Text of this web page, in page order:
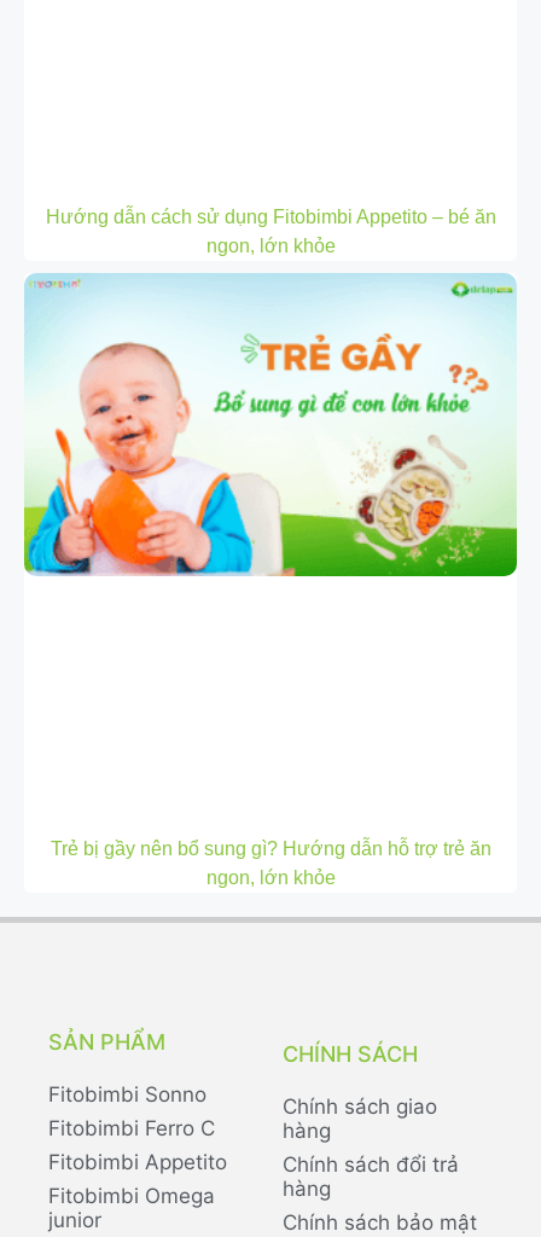
Hướng dẫn cách sử dụng Fitobimbi Appetito – bé ăn
ngon, lớn khỏe
Trẻ bị gầy nên bổ sung gì? Hướng dẫn hỗ trợ trẻ ăn
ngon, lớn khỏe
SẢN PHẨM
Fitobimbi Sonno
Fitobimbi Ferro C
Fitobimbi Appetito
Fitobimbi Omega
junior
CHÍNH SÁCH
Chính sách giao
hàng
Chính sách đổi trả
hàng
Chính sách bảo mật